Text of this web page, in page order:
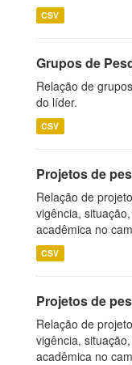
CSV
Grupos de
Relação de
do líder.
CSV
Projetos de
Relação de
vigência,
acadêmica no
CSV
Projetos de
Relação de
vigência,
acadêmica no